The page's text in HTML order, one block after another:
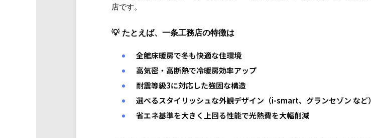
店です。
たとえば、一条工務店の特徴は
全館床暖房で冬も快適な住環境
高気密・高断熱で冷暖房効率アップ
耐震等級3に対応した強固な構造
選べるスタイリッシュな外観デザイン（i-smart、グランセゾン など）
省エネ基準を大きく上回る性能で光熱費を大幅削減